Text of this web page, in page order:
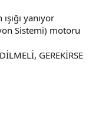
yanıyor
Sistemi) motoru
GEREKİRSE